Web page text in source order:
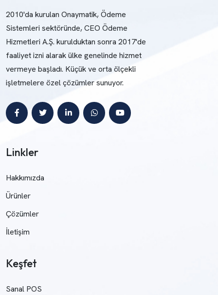
2010'da kurulan Onaymatik, Ödeme
Sistemleri sektöründe, CEO Ödeme
Hizmetleri A.Ş. kurulduktan sonra 2017'de
faaliyet izni alarak ülke genelinde hizmet
vermeye başladı. Küçük ve orta ölçekli
işletmelere özel çözümler sunuyor.
Linkler
Hakkımızda
Ürünler
Çözümler
İletişim
Keşfet
Sanal POS